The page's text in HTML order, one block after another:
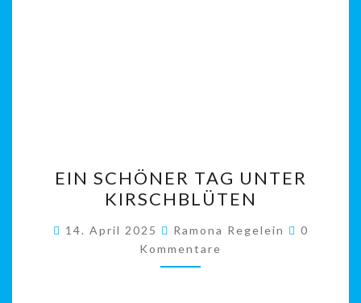
SCHÖNER
TAG
UNTER
KIRSCHBLÜTEN
EIN SCHÖNER TAG UNTER
KIRSCHBLÜTEN
14. April 2025 Ramona Regelein
0
Kommentare